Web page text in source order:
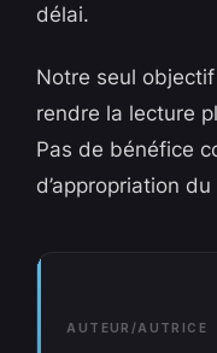
délai.
Notre seul objectif
rendre la lecture
Pas de bénéfice
d’appropriation
AUTEUR/AUTRICE